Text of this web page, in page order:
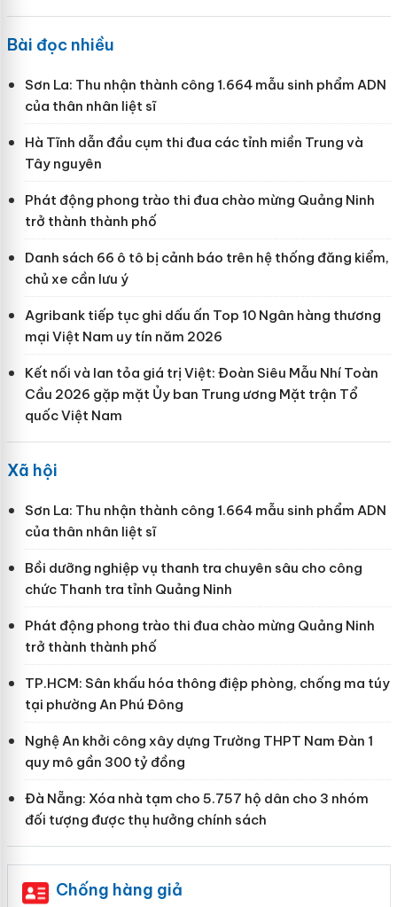
Bài đọc nhiều
Sơn La: Thu nhận thành công 1.664 mẫu sinh phẩm ADN
của thân nhân liệt sĩ
Hà Tĩnh dẫn đầu cụm thi đua các tỉnh miền Trung và
Tây nguyên
Phát động phong trào thi đua chào mừng Quảng Ninh
trở thành thành phố
Danh sách 66 ô tô bị cảnh báo trên hệ thống đăng kiểm,
chủ xe cần lưu ý
Agribank tiếp tục ghi dấu ấn Top 10 Ngân hàng thương
mại Việt Nam uy tín năm 2026
Kết nối và lan tỏa giá trị Việt: Đoàn Siêu Mẫu Nhí Toàn
Cầu 2026 gặp mặt Ủy ban Trung ương Mặt trận Tổ
quốc Việt Nam
Xã hội
Sơn La: Thu nhận thành công 1.664 mẫu sinh phẩm ADN
của thân nhân liệt sĩ
Bồi dưỡng nghiệp vụ thanh tra chuyên sâu cho công
chức Thanh tra tỉnh Quảng Ninh
Phát động phong trào thi đua chào mừng Quảng Ninh
trở thành thành phố
TP.HCM: Sân khấu hóa thông điệp phòng, chống ma túy
tại phường An Phú Đông
Nghệ An khởi công xây dựng Trường THPT Nam Đàn 1
quy mô gần 300 tỷ đồng
Đà Nẵng: Xóa nhà tạm cho 5.757 hộ dân cho 3 nhóm
đối tượng được thụ hưởng chính sách
Chống hàng giả